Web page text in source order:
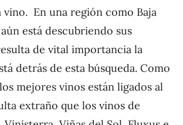
vino. En una región como Baja
está descubriendo sus
de vital importancia la
detrás de esta búsqueda. Como
mejores vinos están ligados al
extraño que los vinos de